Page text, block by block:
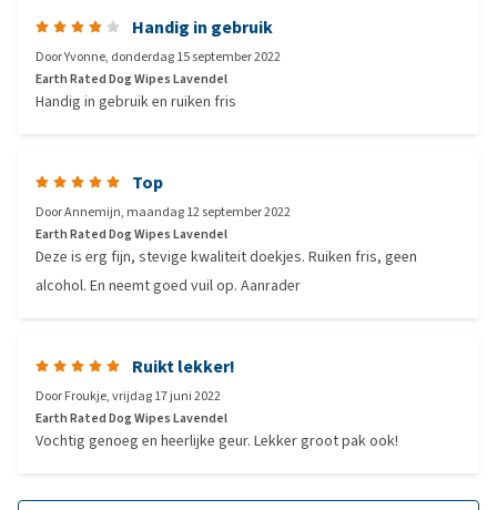
Handig in gebruik
DoorYvonne, donderdag 15 september 2022
Earth Rated Dog Wipes Lavendel
Handig in gebruik en ruiken fris
Top
DoorAnnemijn, maandag 12 september 2022
Earth Rated Dog Wipes Lavendel
Deze is erg fijn, stevige kwaliteit doekjes. Ruiken fris, geen
alcohol. En neemt goed vuil op. Aanrader
Ruikt lekker!
DoorFroukje,vrijdag 17 juni 2022
Earth Rated Dog Wipes Lavendel
Vochtig genoeg en heerlijke geur. Lekker groot pak ook!